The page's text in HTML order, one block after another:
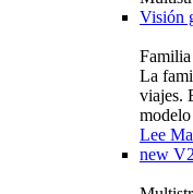
Visión
La
viajes.
modelo
Lee
new V2